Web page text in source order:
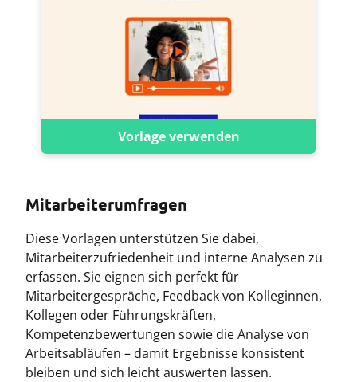
Vorlage verwenden
Mitarbeiterumfragen
Diese Vorlagen unterstützen Sie dabei,
Mitarbeiterzufriedenheit und interne Analysen zu
erfassen. Sie eignen sich perfekt für
Mitarbeitergespräche, Feedback von Kolleginnen,
Kollegen oder Führungskräften,
Kompetenzbewertungen sowie die Analyse von
Arbeitsabläufen – damit Ergebnisse konsistent
bleiben und sich leicht auswerten lassen.